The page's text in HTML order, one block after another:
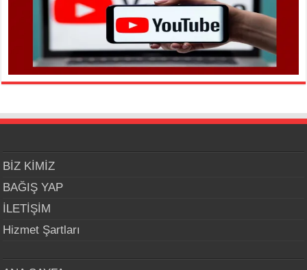
BİZ KİMİZ
BAĞIŞ YAP
İLETİŞİM
Hizmet Şartları